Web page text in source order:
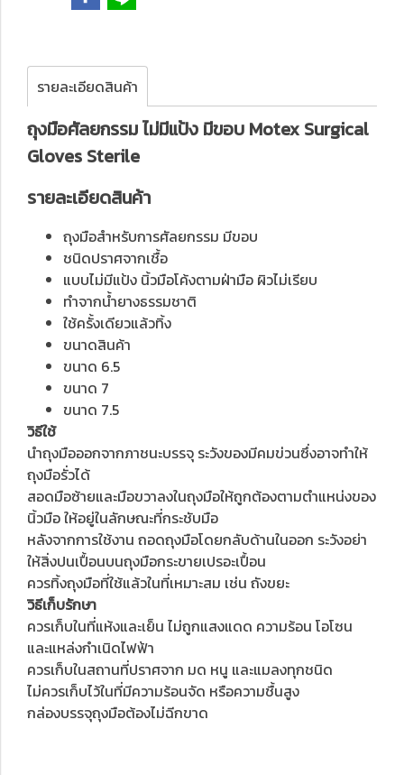
รายละเอียดสินค้า
ถุงมือศัลยกรรม ไม่มีแป้ง มีขอบ Motex Surgical
Gloves Sterile
รายละเอียดสินค้า
ถุงมือสำหรับการศัลยกรรม มีขอบ
ชนิดปราศจากเชื้อ
แบบไม่มีแป้ง นิ้วมือโค้งตามฝ่ามือ ผิวไม่เรียบ
ทำจากน้ำยางธรรมชาติ
ใช้ครั้งเดียวแล้วทิ้ง
ขนาดสินค้า
ขนาด 6.5
ขนาด 7
ขนาด 7.5
วิธีใช้
นำถุงมือออกจากภาชนะบรรจุ ระวังของมีคมข่วนซึ่งอาจทำให้
ถุงมือรั่วได้
สอดมือซ้ายและมือขวาลงในถุงมือให้ถูกต้องตามตำแหน่งของ
นิ้วมือ ให้อยู่ในลักษณะที่กระชับมือ
หลังจากการใช้งาน ถอดถุงมือโดยกลับด้านในออก ระวังอย่า
ให้สิ่งปนเปื้อนบนถุงมือกระขายเปรอะเปื้อน
ควรทิ้งถุงมือที่ใช้แล้วในที่เหมาะสม เช่น ถังขยะ
วิธีเก็บรักษา
ควรเก็บในที่แห้งและเย็น ไม่ถูกแสงแดด ความร้อน โอโซน
และแหล่งกำเนิดไฟฟ้า
ควรเก็บในสถานที่ปราศจาก มด หนู และแมลงทุกชนิด
ไม่ควรเก็บไว้ในที่มีความร้อนจัด หรือความชื้นสูง
กล่องบรรจุถุงมือต้องไม่ฉีกขาด